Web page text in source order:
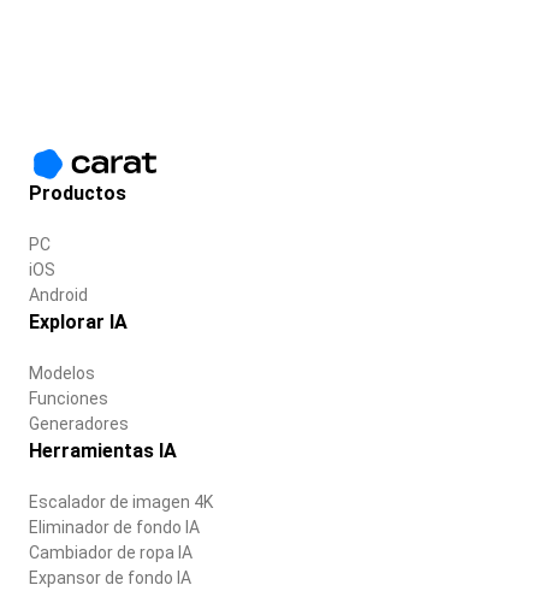
Productos
PC
iOS
Android
Explorar IA
Modelos
Funciones
Generadores
Herramientas IA
Escalador de imagen 4K
Eliminador de fondo IA
Cambiador de ropa IA
Expansor de fondo IA